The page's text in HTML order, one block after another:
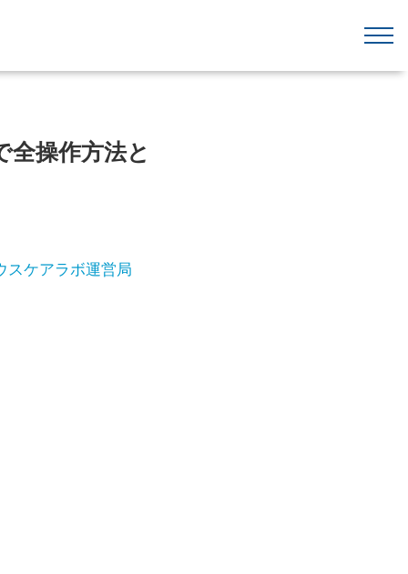
操作方法と
スケアラボ運営局